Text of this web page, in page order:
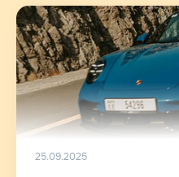
25.09.2025